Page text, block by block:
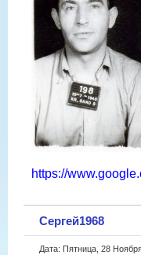
https://
Сергей1968
Дата: Пятница, 28